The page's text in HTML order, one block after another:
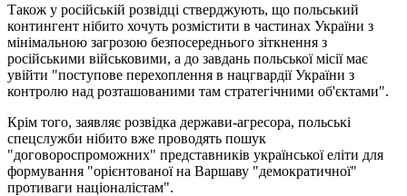
Також у російській розвідці стверджують, що польський
контингент нібито хочуть розмістити в частинах України з
мінімальною загрозою безпосереднього зіткнення з
російськими військовими, а до завдань польської місії має
увійти "поступове перехоплення в нацгвардії України з
контролю над розташованими там стратегічними об'єктами".
Крім того, заявляє розвідка держави-агресора, польські
спецслужби нібито вже проводять пошук
"договороспроможних" представників української еліти для
формування "орієнтованої на Варшаву "демократичної"
противаги націоналістам".